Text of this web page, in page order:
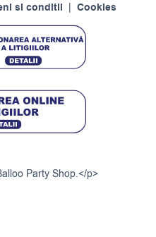
si conditii Cookies
Party Shop.</p>